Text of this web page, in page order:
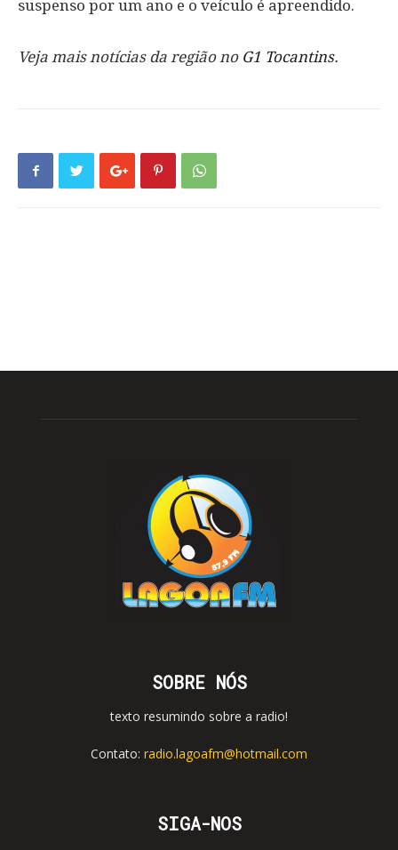
suspenso por um ano e o veículo é apreendido.
Veja mais notícias da região no G1 Tocantins.
SOBRE NÓS
texto resumindo sobre a radio!
Contato: radio.lagoafm@hotmail.com
SIGA-NOS